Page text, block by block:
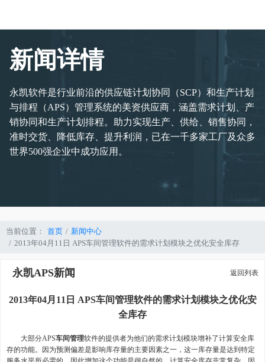
新闻详情
永凯软件是行业前沿的供应链计划协同（SCP）和生产计划
与排程（APS）管理系统的美资供应商，涵盖需求计划、产
销协同和生产计划排程。助力实现生产、供给、销售协同，
准时交货、降低库存、提升利润，已在一千多家工厂及众多
世界500强企业中成功应用。
当前位置： 首页
新闻中心
2013年04月11日 APS车间管理软件的需求计划模块之优化安全库存
永凯APS新闻 返回列表
2013年04月11日 APS车间管理软件的需求计划模块之优化安
全库存
大部分APS车间管理软件的提供者为他们的需求计划模块增补了计算安全库
存的功能。因为预测偏差是影响库存量的主要因素之一，这一库存量是达到特定